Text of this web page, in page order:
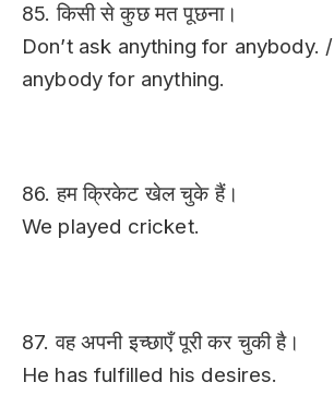
85. किसी से कुछ मत पूछना।
Don’t ask anything for anybody. /
anybody for anything.
86. हम क्रिकेट खेल चुके हैं।
We played cricket.
87. वह अपनी इच्छाएँ पूरी कर चुकी है।
He has fulfilled his desires.